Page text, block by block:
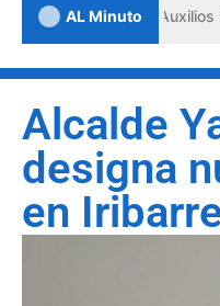
AL Minuto
«Primeros Auxilios
Alcalde
designa
en